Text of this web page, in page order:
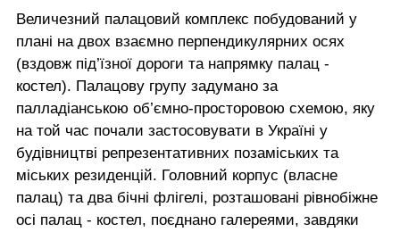
Величезний палацовий комплекс побудований у
плані на двох взаємно перпендикулярних осях
(вздовж під’їзної дороги та напрямку палац -
костел). Палацову групу задумано за
палладіанською об’ємно-просторовою схемою, яку
на той час почали застосовувати в Україні у
будівництві репрезентативних позаміських та
міських резиденцій. Головний корпус (власне
палац) та два бічні флігелі, розташовані рівнобіжне
осі палац - костел, поєднано галереями, завдяки